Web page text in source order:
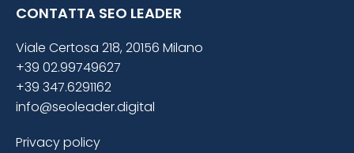
CONTATTA SEO LEADER
Viale Certosa 218, 20156 Milano
+39 02.99749627
+39 347.6291162
info@seoleader.digital
Privacy policy